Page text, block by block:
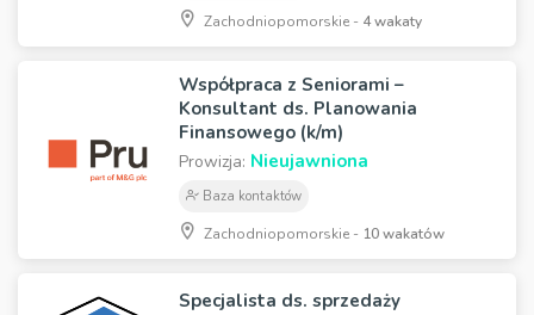
Zachodniopomorskie - 4 wakaty
Współpraca z Seniorami –
Konsultant ds. Planowania
Finansowego (k/m)
Prowizja: Nieujawniona
Baza kontaktów
Zachodniopomorskie - 10 wakatów
Specjalista ds. sprzedaży